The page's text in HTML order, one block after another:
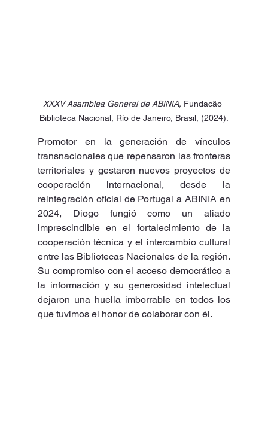
XXXV Asamblea General de ABINIA, Fundacão
Biblioteca Nacional, Río de Janeiro, Brasil, (2024).
Promotor en la generación de vínculos
transnacionales que repensaron las fronteras
territoriales y gestaron nuevos proyectos de
cooperación internacional, desde la
reintegración oficial de Portugal a ABINIA en
2024, Diogo fungió como un aliado
imprescindible en el fortalecimiento de la
cooperación técnica y el intercambio cultural
entre las Bibliotecas Nacionales de la región.
Su compromiso con el acceso democrático a
la información y su generosidad intelectual
dejaron una huella imborrable en todos los
que tuvimos el honor de colaborar con él.